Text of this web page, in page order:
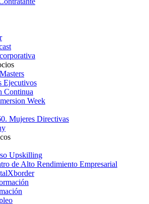
Ejecutivos
Continua
Week
Mujeres Directivas
Upskilling
de Alto Rendimiento Empresarial